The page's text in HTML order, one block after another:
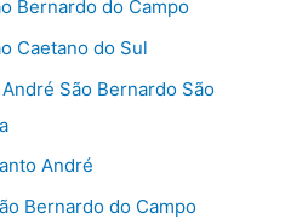
Bernardo do Campo
Caetano do Sul
São Bernardo São
André
Bernardo do Campo